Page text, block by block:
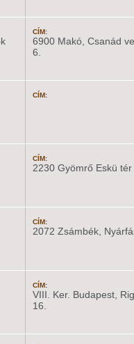
CÍM:
6900 Makó, Csanád
6.
CÍM:
CÍM:
2230 Gyömrő Eskü tér
CÍM:
2072 Zsámbék,
CÍM:
VIII. Ker. Budapest,
16.